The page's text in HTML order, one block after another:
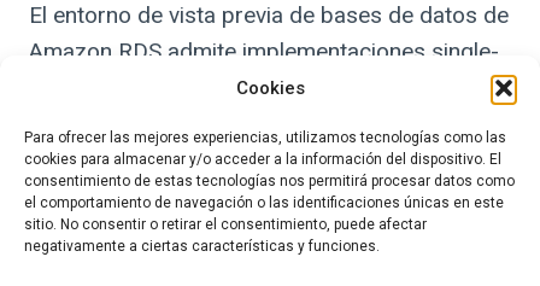
Cookies
Para ofrecer las mejores experiencias, utilizamos tecnologías como las
cookies para almacenar y/o acceder a la información del dispositivo. El
consentimiento de estas tecnologías nos permitirá procesar datos como
el comportamiento de navegación o las identificaciones únicas en este
sitio. No consentir o retirar el consentimiento, puede afectar
negativamente a ciertas características y funciones.
El entorno de vista previa de bases de datos de
Amazon RDS admite implementaciones single-
AZ y multi-AZ en la última generación de clases
de instancias. Las instancias de bases de datos
del entorno de vista previa de bases de datos
de Amazon RDS se retienen durante un máximo
de 60 días; después, se eliminan